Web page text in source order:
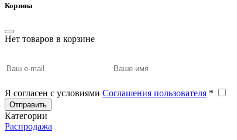
Корзина
Нет товаров в корзине
Я согласен с условиями Соглашения пользователя *
Отправить
Категории
Распродажа